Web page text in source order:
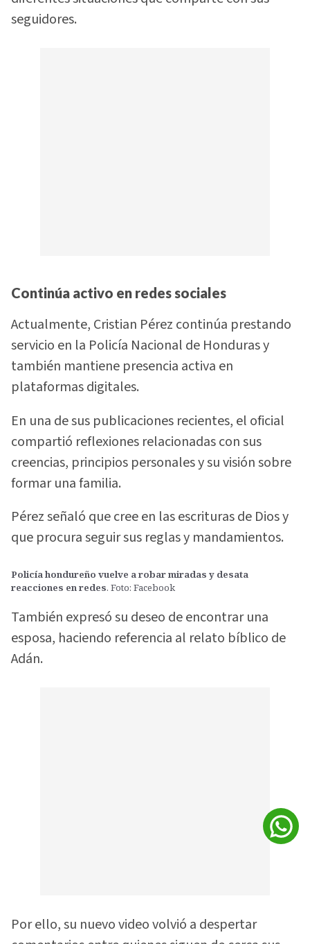
seguidores.
Continúa activo en redes sociales
Actualmente, Cristian Pérez continúa prestando
servicio en la Policía Nacional de Honduras y
también mantiene presencia activa en
plataformas digitales.
En una de sus publicaciones recientes, el oficial
compartió reflexiones relacionadas con sus
creencias, principios personales y su visión sobre
formar una familia.
Pérez señaló que cree en las escrituras de Dios y
que procura seguir sus reglas y mandamientos.
Policía hondureño vuelve a robar miradas y desata
reacciones en redes. Foto: Facebook
También expresó su deseo de encontrar una
esposa, haciendo referencia al relato bíblico de
Adán.
Por ello, su nuevo video volvió a despertar